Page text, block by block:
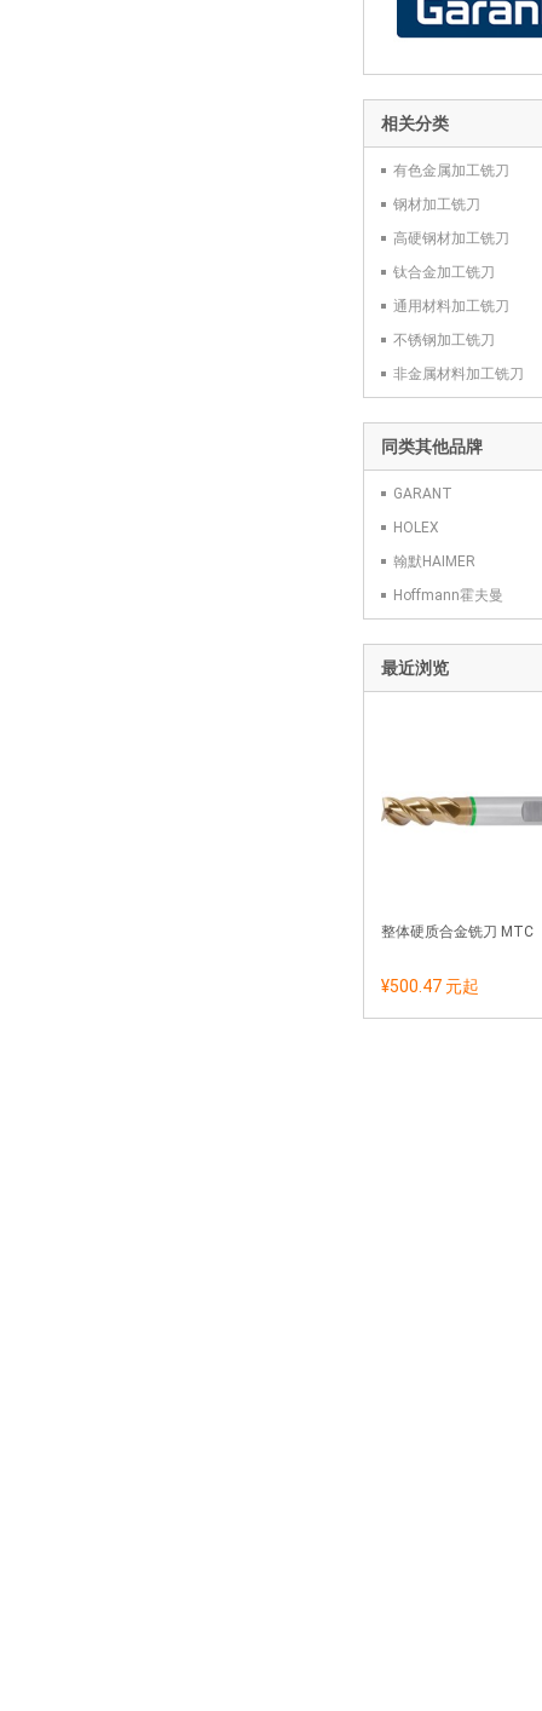
202392 5
202392 6
202392 6,5
202392 7
202392 7,5
202392 8
202392 8,5
202392 12
202392 16
相关分类
有色金属加工铣刀
钢材加工铣刀
高硬钢材加工铣刀
钛合金加工铣刀
通用材料加工铣刀
不锈钢加工铣刀
非金属材料加工铣刀
同类其他品牌
GARANT
HOLEX
翰默HAIMER
Hoffmann霍夫曼
最近浏览
整体硬质合金铣刀 MTC
¥500.47 元起